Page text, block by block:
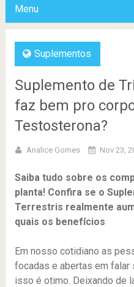
Menu
Suplementos
Suplemento de
faz bem pro
Testosterona?
Analice Gomes Nov 23,
Saiba tudo sobre os
planta! Confira se o
Terrestris realmente
quais os benefícios
Em nosso cotidiano as
focadas e abertas em
isso é otimo. Deixando de